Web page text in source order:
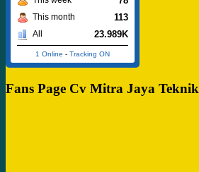
This month 113
All 23.989K
1 Online - Tracking ON
Fans Page Cv Mitra Jaya Teknik